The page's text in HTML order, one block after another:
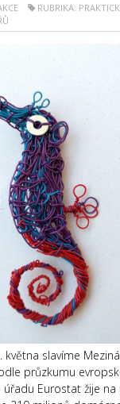
RUBRIKA:
května slavíme
průzkumu
Eurostat žije na